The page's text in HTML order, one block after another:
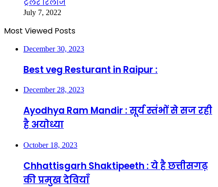
July 7, 2022
Most Viewed Posts
December 30, 2023
Best veg Resturant in Raipur :
December 28, 2023
Ayodhya Ram Mandir : सूर्य स्तंभों से सज रही
है अयोध्या
October 18, 2023
Chhattisgarh Shaktipeeth : ये है छत्तीसगढ़
की प्रमुख देवियाँ